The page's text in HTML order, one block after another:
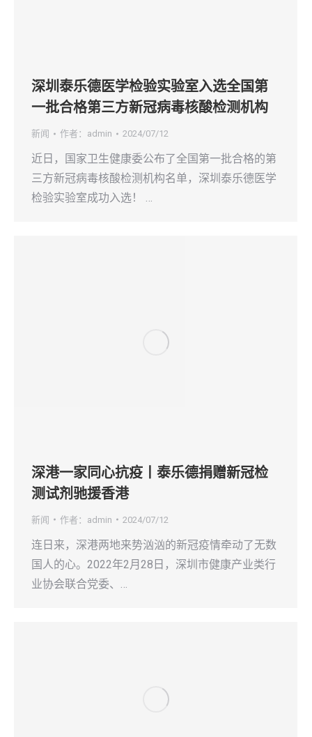
深圳泰乐德医学检验实验室入选全国第
一批合格第三方新冠病毒核酸检测机构
新闻 作者： admin 2024/07/12
近日，国家卫生健康委公布了全国第一批合格的第
三方新冠病毒核酸检测机构名单，深圳泰乐德医学
检验实验室成功入选！ …
深港一家同心抗疫丨泰乐德捐赠新冠检
测试剂驰援香港
新闻 作者： admin 2024/07/12
连日来，深港两地来势汹汹的新冠疫情牵动了无数
国人的心。2022年2月28日，深圳市健康产业类行
业协会联合党委、…